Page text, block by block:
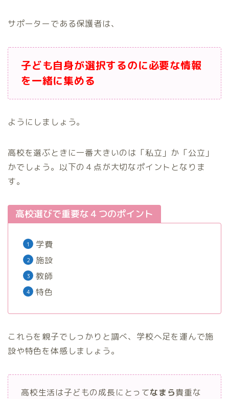
サポーターである保護者は、
子ども自身が選択するのに必要な情報
を一緒に集める
ようにしましょう。
高校を選ぶときに一番大きいのは「私立」か「公立」
かでしょう。以下の４点が大切なポイントとなりま
す。
高校選びで重要な４つのポイント
学費
施設
教師
特色
これらを親子でしっかりと調べ、学校へ足を運んで施
設や特色を体感しましょう。
高校生活は子どもの成長にとってなまら貴重な